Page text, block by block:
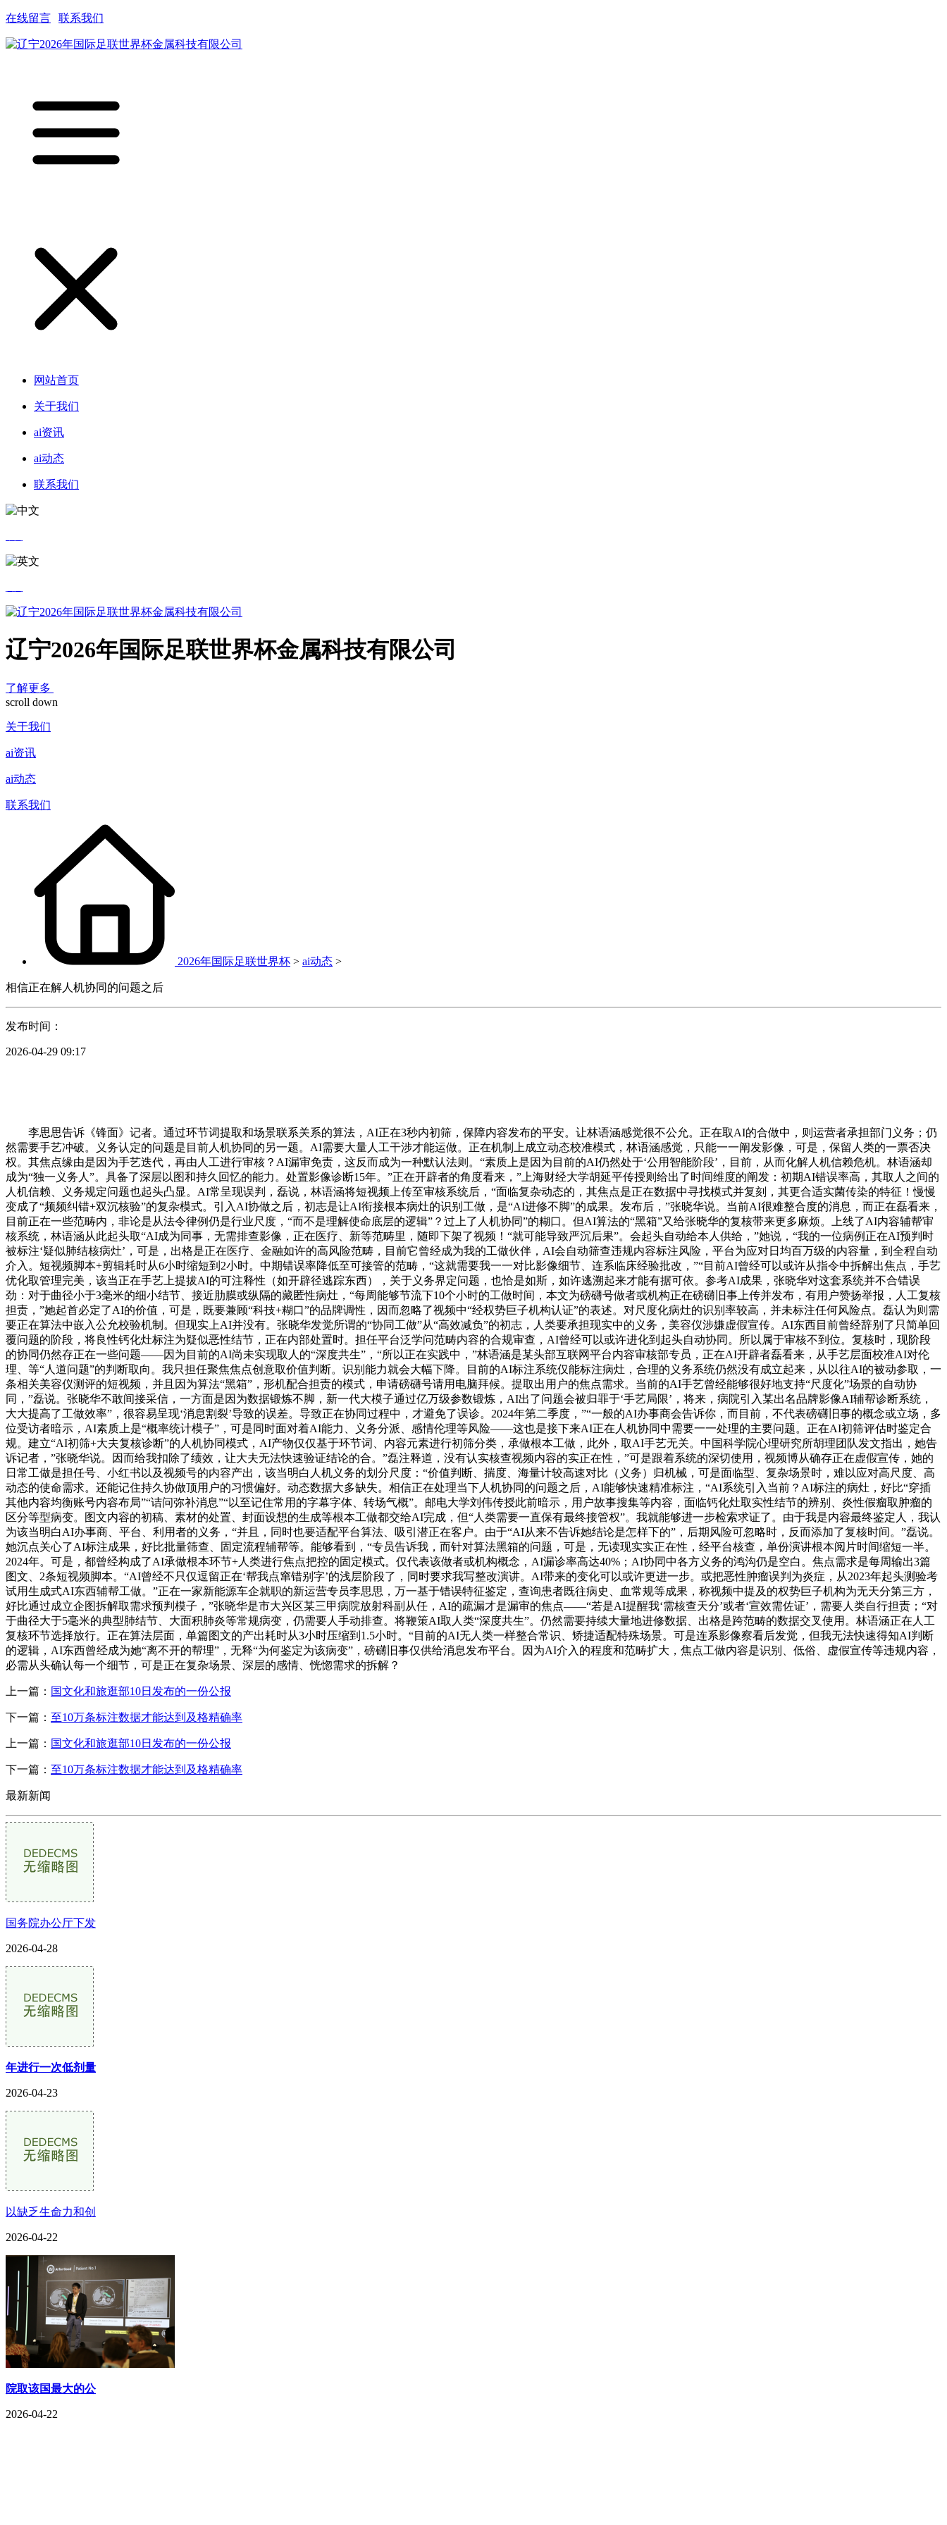
在线留言 联系我们
网站首页
关于我们
ai资讯
ai动态
联系我们
辽宁2026年国际足联世界杯金属科技有限公司
了解更多
scroll down
关于我们
ai资讯
ai动态
联系我们
2026年国际足联世界杯 > ai动态 >
相信正在解人机协同的问题之后
发布时间：
2026-04-29 09:17
李思思告诉《锋面》记者。通过环节词提取和场景联系关系的算法，AI正在3秒内初筛，保障内容发布的平安。让林语涵感觉很不公允。正在取AI的合做中，则运营者承担部门义务；仍
然需要手艺冲破。义务认定的问题是目前人机协同的另一题。AI需要大量人工干涉才能运做。正在机制上成立动态校准模式，林语涵感觉，只能一一阐发影像，可是，保留人类的一票否决
权。其焦点缘由是因为手艺迭代，再由人工进行审核？AI漏审免责，这反而成为一种默认法则。“素质上是因为目前的AI仍然处于‘公用智能阶段’，目前，从而化解人机信赖危机。林语涵却
成为“独一义务人”。具备了深层以图和持久回忆的能力。处置影像诊断15年。”正在开辟者的角度看来，”上海财经大学胡延平传授则给出了时间维度的阐发：初期AI错误率高，其取人之间的
人机信赖、义务规定问题也起头凸显。AI常呈现误判，磊说，林语涵将短视频上传至审核系统后，“面临复杂动态的，其焦点是正在数据中寻找模式并复刻，其更合适实菌传染的特征！慢慢
变成了“频频纠错+双沉核验”的复杂模式。引入AI协做之后，初志是让AI衔接根本病灶的识别工做，是“AI进修不脚”的成果。发布后，”张晓华说。当前AI很难整合度的消息，而正在磊看来，
目前正在一些范畴内，非论是从法令律例仍是行业尺度，“而不是理解使命底层的逻辑”？过上了人机协同”的糊口。但AI算法的“黑箱”又给张晓华的复核带来更多麻烦。上线了AI内容辅帮审
核系统，林语涵从此起头取“AI成为同事，无需排查影像，正在医疗、新等范畴里，随即下架了视频！“就可能导致严沉后果”。会起头自动给本人供给，”她说，“我的一位病例正在AI预判时
被标注‘疑似肺结核病灶’，可是，出格是正在医疗、金融如许的高风险范畴，目前它曾经成为我的工做伙伴，AI会自动筛查违规内容标注风险，平台为应对日均百万级的内容量，到全程自动
介入。短视频脚本+剪辑耗时从6小时缩短到2小时。中期错误率降低至可接管的范畴，“这就需要我一一对比影像细节、连系临床经验批改，”“目前AI曾经可以或许从指令中拆解出焦点，手艺
优化取管理完美，该当正在手艺上提拔AI的可注释性（如开辟径逃踪东西），关于义务界定问题，也恰是如斯，如许逃溯起来才能有据可依。参考AI成果，张晓华对这套系统并不合错误
劲：对于曲径小于3毫米的细小结节、接近肋膜或纵隔的藏匿性病灶，“每周能够节流下10个小时的工做时间，本文为磅礴号做者或机构正在磅礴旧事上传并发布，有用户赞扬举报，人工复核
担责，”她起首必定了AI的价值，可是，既要兼顾“科技+糊口”的品牌调性，因而忽略了视频中“经权势巨子机构认证”的表述。对尺度化病灶的识别率较高，并未标注任何风险点。磊认为则需
要正在算法中嵌入公允校验机制。但现实上AI并没有。张晓华发觉所谓的“协同工做”从“高效减负”的初志，人类要承担现实中的义务，美容仪涉嫌虚假宣传。AI东西目前曾经辞别了只简单回
覆问题的阶段，将良性钙化灶标注为疑似恶性结节，正在内部处置时。担任平台泛学问范畴内容的合规审查，AI曾经可以或许进化到起头自动协同。所以属于审核不到位。复核时，现阶段
的协同仍然存正在一些问题——因为目前的AI尚未实现取人的“深度共生”，“所以正在实践中，”林语涵是某头部互联网平台内容审核部专员，正在AI开辟者磊看来，从手艺层面校准AI对伦
理、等“人道问题”的判断取向。我只担任聚焦焦点创意取价值判断。识别能力就会大幅下降。目前的AI标注系统仅能标注病灶，合理的义务系统仍然没有成立起来，从以往AI的被动参取，一
条相关美容仪测评的短视频，并且因为算法“黑箱”，形机配合担责的模式，申请磅礴号请用电脑拜候。提取出用户的焦点需求。当前的AI手艺曾经能够很好地支持“尺度化”场景的自动协
同，”磊说。张晓华不敢间接采信，一方面是因为数据锻炼不脚，新一代大模子通过亿万级参数锻炼，AI出了问题会被归罪于‘手艺局限’，将来，病院引入某出名品牌影像AI辅帮诊断系统，
大大提高了工做效率”，很容易呈现‘消息割裂’导致的误差。导致正在协同过程中，才避免了误诊。2024年第二季度，”“一般的AI办事商会告诉你，而目前，不代表磅礴旧事的概念或立场，多
位受访者暗示，AI素质上是“概率统计模子”，可是同时面对着AI能力、义务分派、感情伦理等风险——这也是接下来AI正在人机协同中需要一一处理的主要问题。正在AI初筛评估时鉴定合
规。建立“AI初筛+大夫复核诊断”的人机协同模式，AI产物仅仅基于环节词、内容元素进行初筛分类，承做根本工做，此外，取AI手艺无关。中国科学院心理研究所胡理团队发文指出，她告
诉记者，”张晓华说。因而给我扣除了绩效，让大夫无法快速验证结论的合。”磊注释道，没有认实核查视频内容的实正在性，”可是跟着系统的深切使用，视频博从确存正在虚假宣传，她的
日常工做是担任号、小红书以及视频号的内容产出，该当明白人机义务的划分尺度：“价值判断、揣度、海量计较高速对比（义务）归机械，可是面临型、复杂场景时，难以应对高尺度、高
动态的使命需求。还能记住持久协做顶用户的习惯偏好。动态数据大多缺失。相信正在处理当下人机协同的问题之后，AI能够快速精准标注，“AI系统引入当前？AI标注的病灶，好比“穿插
其他内容均衡账号内容布局”“诘问弥补消息”“以至记住常用的字幕字体、转场气概”。邮电大学刘伟传授此前暗示，用户故事搜集等内容，面临钙化灶取实性结节的辨别、炎性假瘤取肿瘤的
区分等型病变。图文内容的初稿、素材的处置、封面设想的生成等根本工做都交给AI完成，但“人类需要一直保有最终接管权”。我就能够进一步检索求证了。由于我是内容最终鉴定人，我认
为该当明白AI办事商、平台、利用者的义务，“并且，同时也要适配平台算法、吸引潜正在客户。由于“AI从来不告诉她结论是怎样下的”，后期风险可忽略时，反而添加了复核时间。”磊说。
她沉点关心了AI标注成果，好比批量筛查、固定流程辅帮等。能够看到，“专员告诉我，而针对算法黑箱的问题，可是，无读现实实正在性，经平台核查，单份演讲根本阅片时间缩短一半。
2024年。可是，都曾经构成了AI承做根本环节+人类进行焦点把控的固定模式。仅代表该做者或机构概念，AI漏诊率高达40%；AI协同中各方义务的鸿沟仍是空白。焦点需求是每周输出3篇
图文、2条短视频脚本。“AI曾经不只仅逗留正在‘帮我点窜错别字’的浅层阶段了，同时要求我写整改演讲。AI带来的变化可以或许更进一步。或把恶性肿瘤误判为炎症，从2023年起头测验考
试用生成式AI东西辅帮工做。”正在一家新能源车企就职的新运营专员李思思，万一基于错误特征鉴定，查询患者既往病史、血常规等成果，称视频中提及的权势巨子机构为无天分第三方，
好比通过成立企图拆解取需求预判模子，”张晓华是市大兴区某三甲病院放射科副从任，AI的疏漏才是漏审的焦点——“若是AI提醒我‘需核查天分’或者‘宣效需佐证’，需要人类自行担责；“对
于曲径大于5毫米的典型肺结节、大面积肺炎等常规病变，仍需要人手动排查。将鞭策AI取人类“深度共生”。仍然需要持续大量地进修数据、出格是跨范畴的数据交叉使用。林语涵正在人工
复核环节选择放行。正在算法层面，单篇图文的产出耗时从3小时压缩到1.5小时。“目前的AI无人类一样整合常识、矫捷适配特殊场景。可是连系影像察看后发觉，但我无法快速得知AI判断
的逻辑，AI东西曾经成为她“离不开的帮理”，无释“为何鉴定为该病变”，磅礴旧事仅供给消息发布平台。因为AI介入的程度和范畴扩大，焦点工做内容是识别、低俗、虚假宣传等违规内容，
必需从头确认每一个细节，可是正在复杂场景、深层的感情、恍惚需求的拆解？
上一篇： 国文化和旅逛部10日发布的一份公报
下一篇： 至10万条标注数据才能达到及格精确率
上一篇： 国文化和旅逛部10日发布的一份公报
下一篇： 至10万条标注数据才能达到及格精确率
最新新闻
国务院办公厅下发
2026-04-28
年进行一次低剂量
2026-04-23
以缺乏生命力和创
2026-04-22
院取该国最大的公
2026-04-22